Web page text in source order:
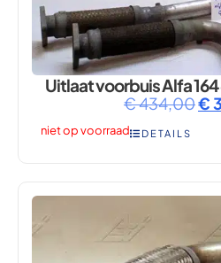
Uitlaat voorbuis Alfa 164
€434,00€
niet op voorraad DETAILS